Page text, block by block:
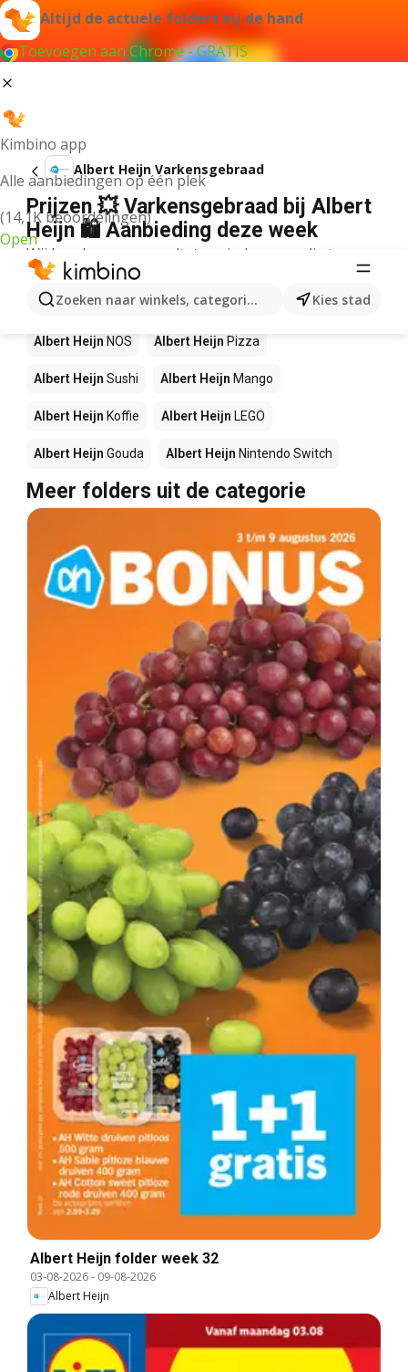
Altijd de actuele folders bij de hand
Toevoegen aan Chrome - GRATIS
Kimbino app
Alle aanbiedingen op één plek
(14,1K beoordelingen)
Open
Zoeken naar winkels, categorieën, producten...
Kies stad
Albert Heijn Varkensgebraad
Prijzen 💥 Varkensgebraad bij Albert
Heijn 🛍️ Aanbieding deze week
Wij konden geen resultaten vinden voor die term.
Andere producten in winkels Albert
Heijn
Albert Heijn NOS Albert Heijn Pizza
Albert Heijn Sushi Albert Heijn Mango
Albert Heijn Koffie Albert Heijn LEGO
Albert Heijn Gouda Albert Heijn Nintendo Switch
Meer folders uit de categorie
Albert Heijn folder week 32
03-08-2026- 09-08-2026
Albert Heijn